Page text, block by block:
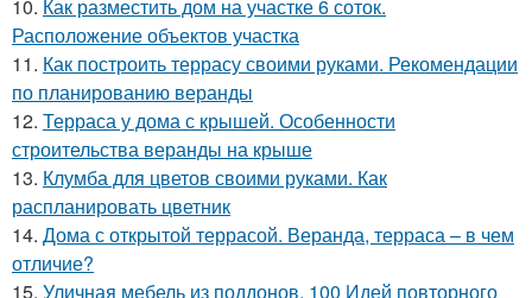
10. Как разместить дом на участке 6 соток.
Расположение объектов участка
11. Как построить террасу своими руками. Рекомендации
по планированию веранды
12. Терраса у дома с крышей. Особенности
строительства веранды на крыше
13. Клумба для цветов своими руками. Как
распланировать цветник
14. Дома с открытой террасой. Веранда, терраса – в чем
отличие?
15. Уличная мебель из поддонов. 100 Идей повторного